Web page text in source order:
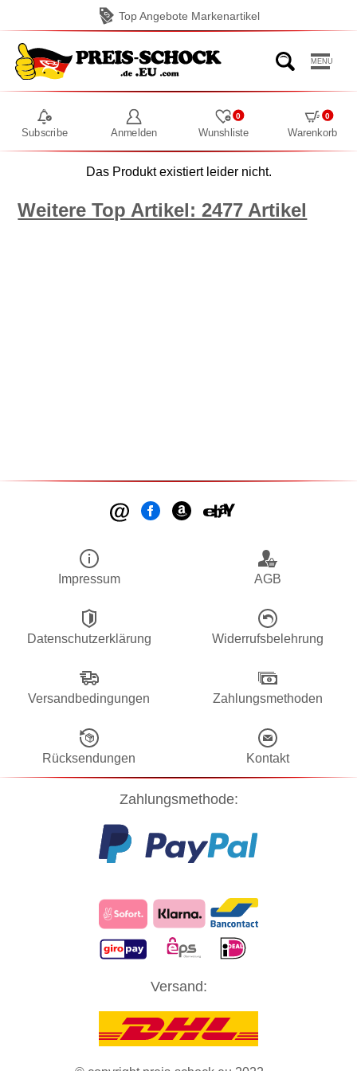
zu Ihren Rechten als Benutzer finden Sie in unserer
Cookies zu akzeptieren und direkt unsere Website besuchen zu
ZUSTIMMUNG
Top Angebote Markenartikel
MENU
Subscribe Anmelden Wunshliste
0
Warenkorb
0
Das Produkt existiert leider nicht.
Weitere Top Artikel: 2477 Artikel
Impressum AGB
Datenschutzerklärung Widerrufsbelehrung
Versandbedingungen Zahlungsmethoden
Rücksendungen Kontakt
Zahlungsmethode:
Versand: